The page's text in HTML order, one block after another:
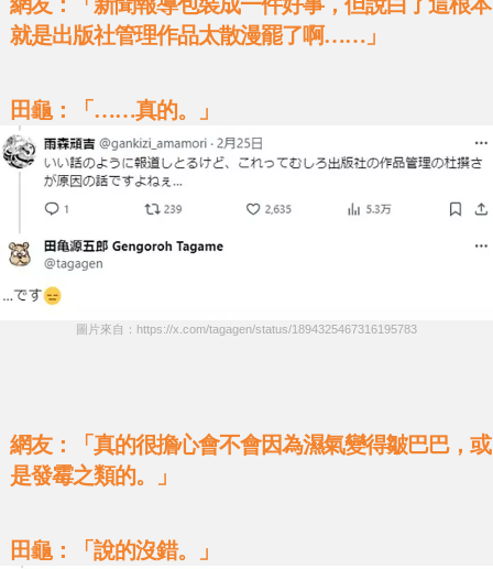
就是出版社管理作品太散漫罷了啊……」
田龜：「……真的。 」
圖片來自：https://x.com/tagagen/status/1894325467316195783
網友：「真的很擔心會不會因為濕氣變得皺巴巴，或
是發霉之類的。」
田龜：「說的沒錯。 」